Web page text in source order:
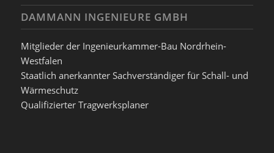
DAMMANN INGENIEURE GMBH
Mitglieder der Ingenieurkammer-Bau Nordrhein-
Westfalen
Staatlich anerkannter Sachverständiger für Schall- und
Wärmeschutz
Qualifizierter Tragwerksplaner